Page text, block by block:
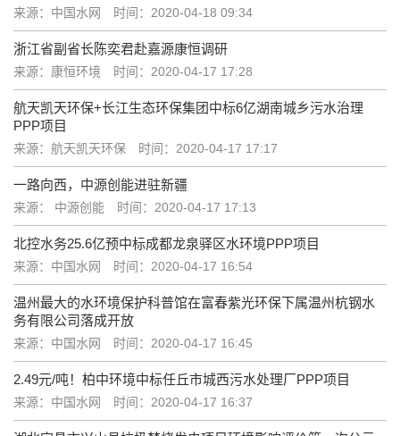
来源：中国水网 时间：2020-04-18 09:34
浙江省副省长陈奕君赴嘉源康恒调研
来源：康恒环境 时间：2020-04-17 17:28
航天凯天环保+长江生态环保集团中标6亿湖南城乡污水治理
PPP项目
来源：航天凯天环保 时间：2020-04-17 17:17
一路向西，中源创能进驻新疆
来源： 中源创能 时间：2020-04-17 17:13
北控水务25.6亿预中标成都龙泉驿区水环境PPP项目
来源：中国水网 时间：2020-04-17 16:54
温州最大的水环境保护科普馆在富春紫光环保下属温州杭钢水
务有限公司落成开放
来源：中国水网 时间：2020-04-17 16:45
2.49元/吨！柏中环境中标任丘市城西污水处理厂PPP项目
来源：中国水网 时间：2020-04-17 16:37